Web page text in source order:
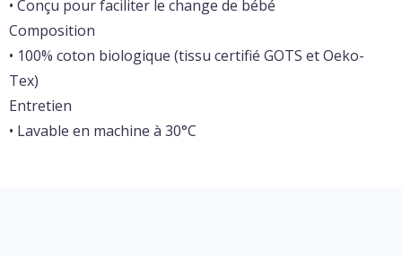
• Conçu pour faciliter le change de bébé
Composition
• 100% coton biologique (tissu certifié GOTS et Oeko-
Tex)
Entretien
• Lavable en machine à 30°C